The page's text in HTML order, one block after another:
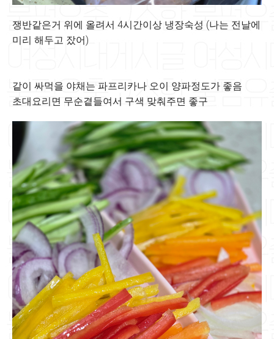
쟁반같은거 위에 올려서 4시간이상 냉장숙성 (나는 전날에
미리 해두고 잤어)
같이 싸먹을 야채는 파프리카나 오이 양파정도가 좋음
초대요리면 무순곁들여서 구색 맞춰주면 좋구